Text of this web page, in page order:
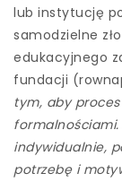
lub instytucję
samodzielne
edukacyjnego
fundacji
tym, aby
indywidualnie,
potrzebę i